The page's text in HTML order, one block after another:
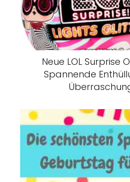
Neue LOL Surprise
Spannende